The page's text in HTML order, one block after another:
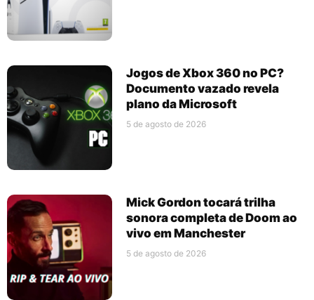
Jogos de Xbox 360 no PC?
Documento vazado revela
plano da Microsoft
5 de agosto de 2026
Mick Gordon tocará trilha
sonora completa de Doom ao
vivo em Manchester
5 de agosto de 2026